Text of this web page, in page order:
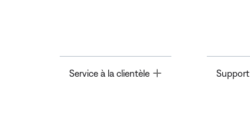
Service à la clientèle Toggle